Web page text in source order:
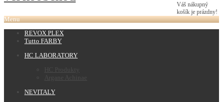
Váš nákupný
košík je prázdny!
Menu
REVOX PLEX
Tutto FARBY
HC LABORATORY
HC Produkty
Argane Achinae
NEVITALY